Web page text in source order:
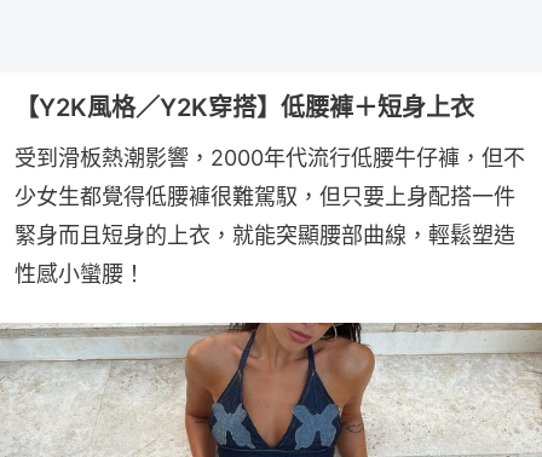
【Y2K風格／Y2K穿搭】低腰褲＋短身上衣
受到滑板熱潮影響，2000年代流行低腰牛仔褲，但不
少女生都覺得低腰褲很難駕馭，但只要上身配搭一件
緊身而且短身的上衣，就能突顯腰部曲線，輕鬆塑造
性感小蠻腰！